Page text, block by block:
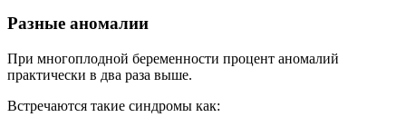
Разные аномалии
При многоплодной беременности процент аномалий
практически в два раза выше.
Встречаются такие синдромы как: